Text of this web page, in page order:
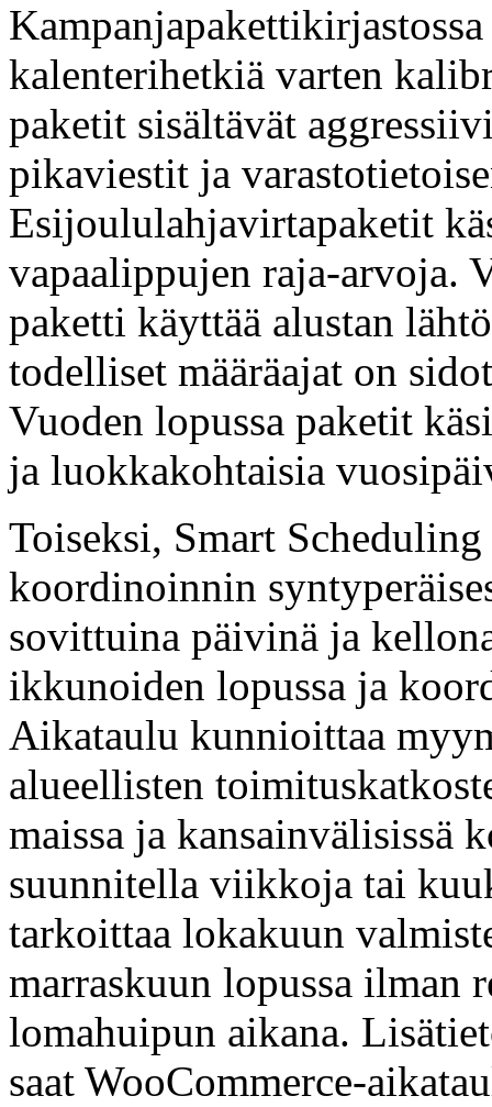
kalenterihetkiä varten
paketit sisältävät
pikaviestit ja
Esijoululahjavirtapaketit
vapaalippujen raja-
paketti käyttää alustan
todelliset määräajat on
Vuoden lopussa paketit
ja luokkakohtaisia
Toiseksi, Smart
koordinoinnin
sovittuina päivinä ja
ikkunoiden lopussa ja
Aikataulu kunnioittaa
alueellisten
maissa ja kansainvälisissä
suunnitella viikkoja tai
tarkoittaa lokakuun
marraskuun lopussa ilman
lomahuipun aikana.
saat WooCommerce-